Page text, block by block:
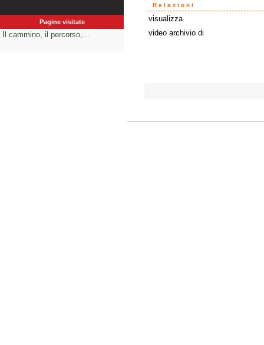
Pagine visitate
Il cammino, il percorso,...
Relazioni
visualizza
video archivio di